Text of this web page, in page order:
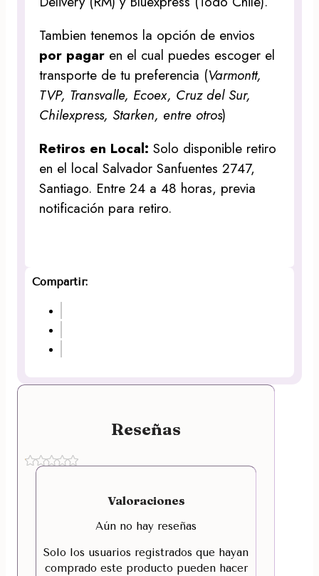
Tambien tenemos la opción de envios
por pagar en el cual puedes escoger el
transporte de tu preferencia (Varmontt,
TVP, Transvalle, Ecoex, Cruz del Sur,
Chilexpress, Starken, entre otros)
Retiros en Local:Solo disponible retiro
en el local Salvador Sanfuentes 2747,
Santiago. Entre 24 a 48 horas, previa
notificación para retiro.
Compartir:
Reseñas
Valoraciones
Aún no hay reseñas
Solo los usuarios registrados que hayan
comprado este producto pueden hacer